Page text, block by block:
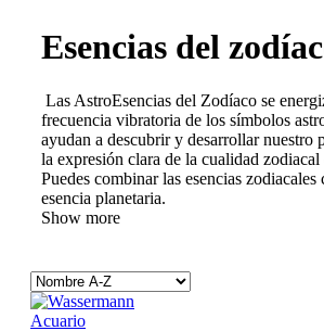
Esencias del
Las AstroEsencias del Zodíaco se
frecuencia vibratoria de los símbolos
ayudan a descubrir y desarrollar nuestro
la expresión clara de la cualidad zodiacal
Puedes combinar las esencias
esencia planetaria.
Show more
Acuario